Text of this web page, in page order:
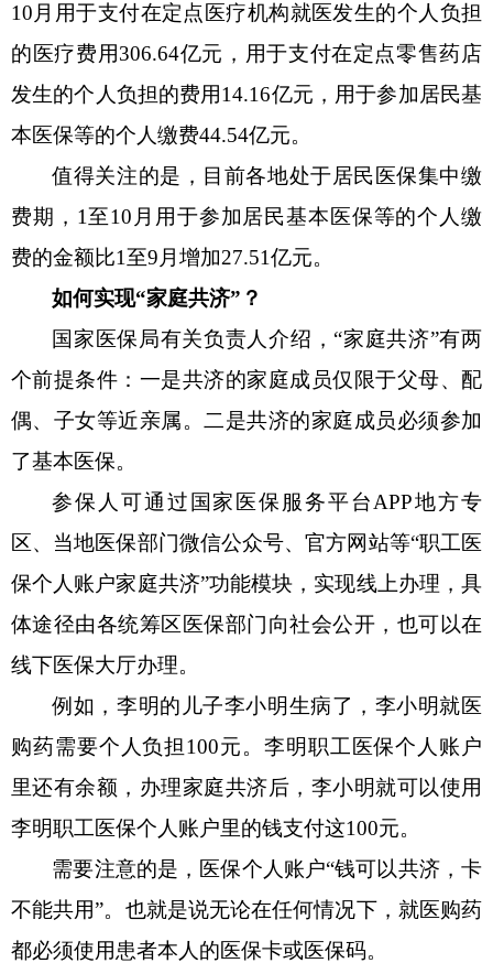
10月用于支付在定点医疗机构就医发生的个人负担
的医疗费用306.64亿元，用于支付在定点零售药店
发生的个人负担的费用14.16亿元，用于参加居民基
本医保等的个人缴费44.54亿元。
值得关注的是，目前各地处于居民医保集中缴
费期， 1至10月用于参加居民基本医保等的个人缴
费的金额比1至9月增加27.51亿元。
如何实现“家庭共济”？
国家医保局有关负责人介绍， “家庭共济”有两
个前提条件：一是共济的家庭成员仅限于父母、配
偶、子女等近亲属。二是共济的家庭成员必须参加
了基本医保。
参保人可通过国家医保服务平台APP地方专
区、当地医保部门微信公众号、官方网站等“职工医
保个人账户家庭共济”功能模块，实现线上办理，具
体途径由各统筹区医保部门向社会公开，也可以在
线下医保大厅办理。
例如，李明的儿子李小明生病了，李小明就医
购药需要个人负担100元。李明职工医保个人账户
里还有余额，办理家庭共济后，李小明就可以使用
李明职工医保个人账户里的钱支付这100元。
需要注意的是，医保个人 账户“钱可以共济，卡
不能共用”。也就是说无论在任何情况下，就医购药
都必须使用患者本人的医保卡或医保码。